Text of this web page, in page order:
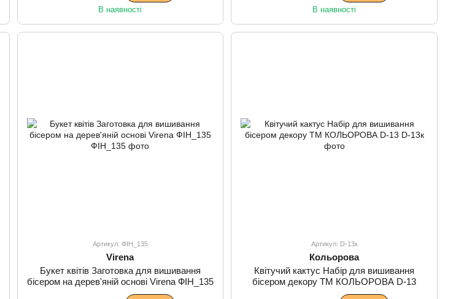
В наявності В наявності
Артикул: ФІН_135
Virena
Букет квітів Заготовка для вишивання
бісером на дерев'яній основі Virena ФІН_135
Артикул: D-13к
Кольорова
Квітучий кактус Набір для вишивання
бісером декору ТМ КОЛЬОРОВА D-13